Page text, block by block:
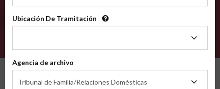
Tramitación
Ubicación De Tramitación
Tramitación
Agencia de archivo
Tribunal de Familia/Relaciones Domésticas
de